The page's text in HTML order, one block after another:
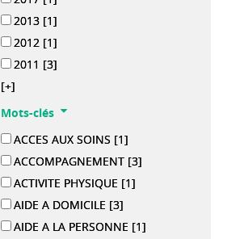
2013 [1]
2012 [1]
2011 [3]
[+]
Mots-clés
ACCES AUX SOINS [1]
ACCOMPAGNEMENT [3]
ACTIVITE PHYSIQUE [1]
AIDE A DOMICILE [3]
AIDE A LA PERSONNE [1]